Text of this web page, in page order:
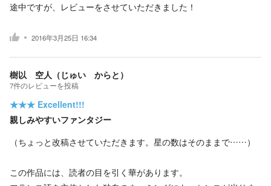
途中ですが、レビューをさせていただきました！
2016年3月25日 16:34
樹以 空人（じゅい からと）
7件のレビューを投稿
★★★ Excellent!!!
親しみやすいファンタジー
（ちょっと改稿させていただきます。星の数はそのままで……）
この作品には、読者の目を引く華があります。